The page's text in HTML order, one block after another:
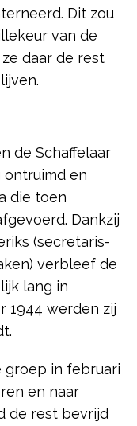
Dit zou
van de
daar de rest
de Schaffelaar
ontruimd en
die toen
Dankzij
(secretaris-
verbleef de
lang in
1944 werden zij
groep in februari
en naar
de rest bevrijd